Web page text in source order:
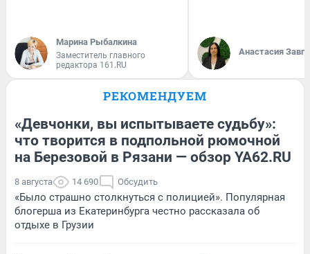
Марина Рыбалкина
Заместитель главного
редактора 161.RU
Анастасия
РЕКОМЕНДУЕМ
«Девчонки, вы испытываете судьбу»:
что творится в подпольной рюмочной
на Березовой в Рязани — обзор YA62.RU
8 августа 14 690 Обсудить
«Было страшно столкнуться с полицией». Популярная
блогерша из Екатеринбурга честно рассказала об
отдыхе в Грузии